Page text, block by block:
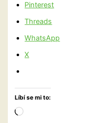
Pinterest
Threads
WhatsApp
X
Líbí se mi to:
Načítání…